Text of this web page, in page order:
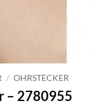
/ OHRSTECKER
– 2780955